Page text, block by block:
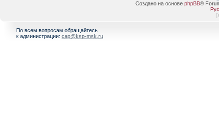
Создано на основе phpBB®
[
По всем вопросам обращайтесь
к администрации: cap@ksp-msk.ru